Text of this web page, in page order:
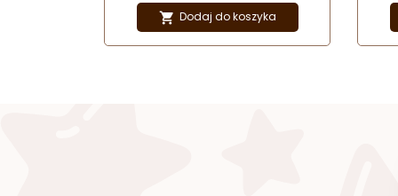
 Dodaj do koszyka